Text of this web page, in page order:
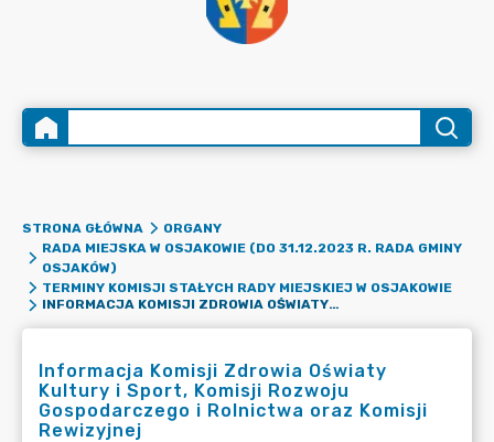
STRONA GŁÓWNA
ORGANY
RADA MIEJSKA W OSJAKOWIE (DO 31.12.2023 R. RADA GMINY
OSJAKÓW)
TERMINY KOMISJI STAŁYCH RADY MIEJSKIEJ W OSJAKOWIE
INFORMACJA KOMISJI ZDROWIA OŚWIATY KULTURY I SPORT, KOMISJI ROZWOJU GOSPODARCZEGO I ROLNICTWA ORAZ KOMISJI REWIZYJNEJ
Informacja Komisji Zdrowia Oświaty
Kultury i Sport, Komisji Rozwoju
Gospodarczego i Rolnictwa oraz Komisji
Rewizyjnej